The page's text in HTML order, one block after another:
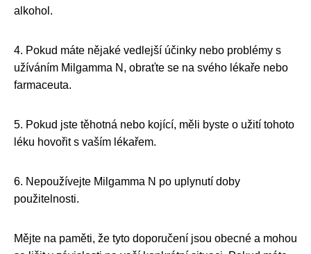
alkohol.
4. Pokud máte nějaké vedlejší účinky nebo problémy s
užíváním Milgamma N, obraťte se na svého lékaře nebo
farmaceuta.
5. Pokud jste těhotná nebo kojící, měli byste o užití tohoto
léku hovořit s vaším lékařem.
6. Nepoužívejte Milgamma N po uplynutí doby
použitelnosti.
Mějte na paměti, že tyto doporučení jsou obecné a mohou